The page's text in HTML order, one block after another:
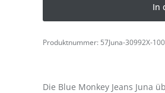
In
Produktnummer: 57Juna-30992X-
Die Blue Monkey Jeans Juna